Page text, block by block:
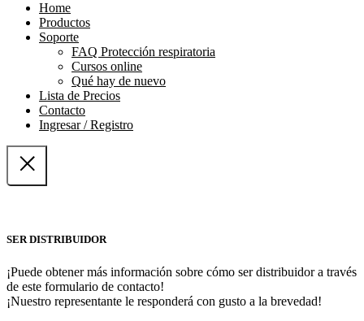
Home
Productos
Soporte
FAQ Protección respiratoria
Cursos online
Qué hay de nuevo
Lista de Precios
Contacto
Ingresar / Registro
SER DISTRIBUIDOR
¡Puede obtener más información sobre cómo ser distribuidor a través
de este formulario de contacto!
¡Nuestro representante le responderá con gusto a la brevedad!